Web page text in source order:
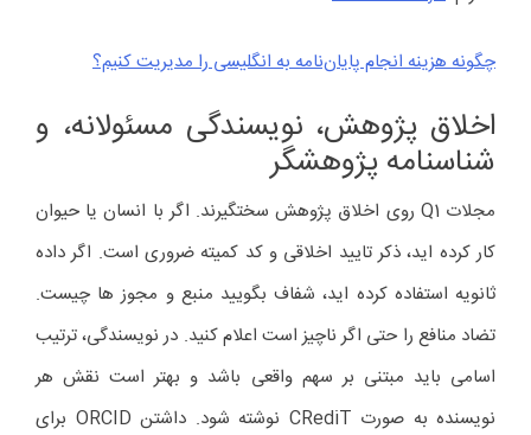
چگونه هزینه‌ انجام پایان‌نامه به انگلیسی را مدیریت کنیم؟
اخلاق پژوهش، نویسندگی مسئولانه، و
شناسنامه پژوهشگر
مجلات Q1 روی اخلاق پژوهش سختگیرند. اگر با انسان یا حیوان
کار کرده اید، ذکر تایید اخلاقی و کد کمیته ضروری است. اگر داده
ثانویه استفاده کرده اید، شفاف بگویید منبع و مجوز ها چیست.
تضاد منافع را حتی اگر ناچیز است اعلام کنید. در نویسندگی، ترتیب
اسامی باید مبتنی بر سهم واقعی باشد و بهتر است نقش هر
نویسنده به صورت CRediT نوشته شود. داشتن ORCID برای